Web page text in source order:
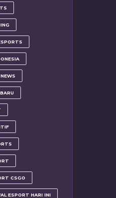
CSGO
ESPORT HARI INI